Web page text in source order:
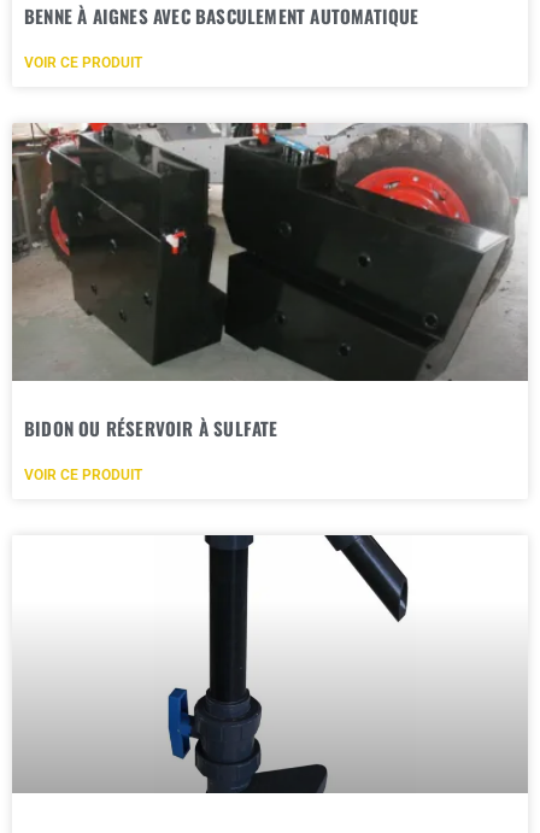
BENNE À AIGNES AVEC BASCULEMENT AUTOMATIQUE
VOIR CE PRODUIT
BIDON OU RÉSERVOIR À SULFATE
VOIR CE PRODUIT